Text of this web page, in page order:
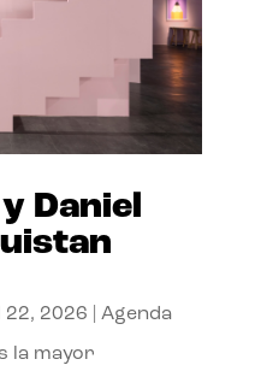
Daniel
22, 2026 Agenda
la mayor